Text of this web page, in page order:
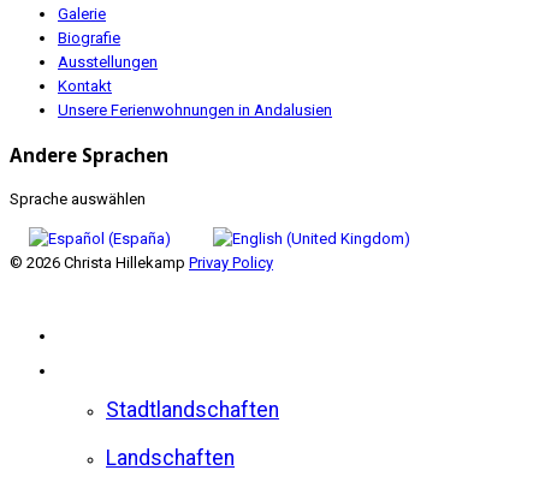
Galerie
Biografie
Ausstellungen
Kontakt
Unsere Ferienwohnungen in Andalusien
Andere Sprachen
Sprache auswählen
© 2026 Christa Hillekamp Privay Policy
Stadtlandschaften
Landschaften